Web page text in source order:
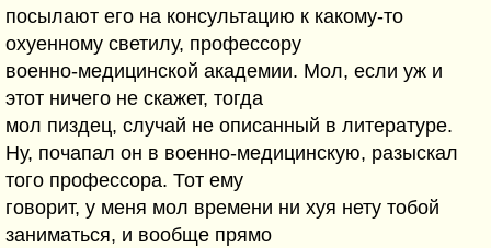
посылают его на консультацию к какому-то
охуенному светилу, профессору
военно-медицинской академии. Мол, если уж и
этот ничего не скажет, тогда
мол пиздец, случай не описанный в литературе.
Ну, почапал он в военно-медицинскую, разыскал
того профессора. Тот ему
говорит, у меня мол времени ни хуя нету тобой
заниматься, и вообще прямо